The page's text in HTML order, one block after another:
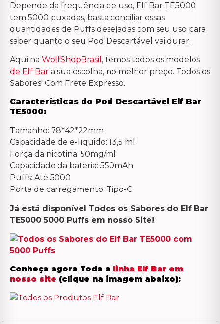
Depende da frequência de uso, Elf Bar TE5000
tem 5000 puxadas, basta conciliar essas
quantidades de Puffs desejadas com seu uso para
saber quanto o seu Pod Descartável vai durar.
Aqui na WolfShopBrasil , temos todos os modelos
de Elf Bar a sua escolha, no melhor preço. Todos os
Sabores! Com Frete Expresso.
Características do Pod Descartável Elf Bar
TE5000:
Tamanho: 78*42*22mm
Capacidade de e-líquido: 13,5 ml
Força da nicotina: 50mg/ml
Capacidade da bateria: 550mAh
Puffs: Até 5000
Porta de carregamento: Tipo-C
Já está disponível Todos os Sabores do Elf Bar
TE5000 5000 Puffs em nosso Site!
Conheça agora Toda a
linha Elf Bar em
nosso site (clique na imagem abaixo):